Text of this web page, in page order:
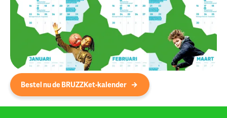
Bestel nu de BRUZZKet-kalender